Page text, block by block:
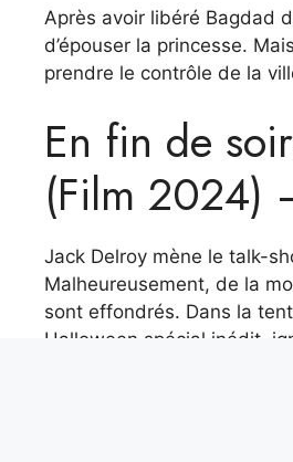
Après avoir libéré Bagdad
d’épouser la princesse.
prendre le contrôle de la
En fin de
(Film 2024)
Jack Delroy mène le talk-
Malheureusement, de la
sont effondrés. Dans la
Halloween spécial inédit,